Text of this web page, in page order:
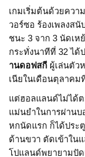
เกมเริ่มต้นด้วยควา
วอร์ซอ ร้องเพลงส
ชนะ 3 จาก 3 นัดเห
กระทั่งนาทีที่ 32 ได้
านดอฟสกี ผู้เล่นตัว
เนียในเดือนตุลาคม
แต่ฮอลแลนด์ไม่ได้ต
แม่นยำในการผ่านบ
หกนัดแรก ก็ได้ประ
ด้านขวา ตัดเข้าใน
โปแลนด์พยายามปั